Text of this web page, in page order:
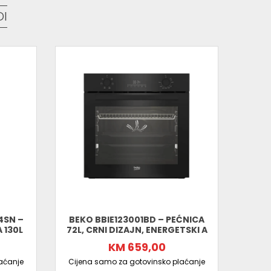
odličan balans između performansi, tihog rada i
online po najboljoj ponudi!
–
130L
BEKO BBIE123001BD – PEĆNICA
72L, CRNI DIZAJN, ENERGETSKI A
KM 659,00
Cijena samo za gotovinsko plaćanje